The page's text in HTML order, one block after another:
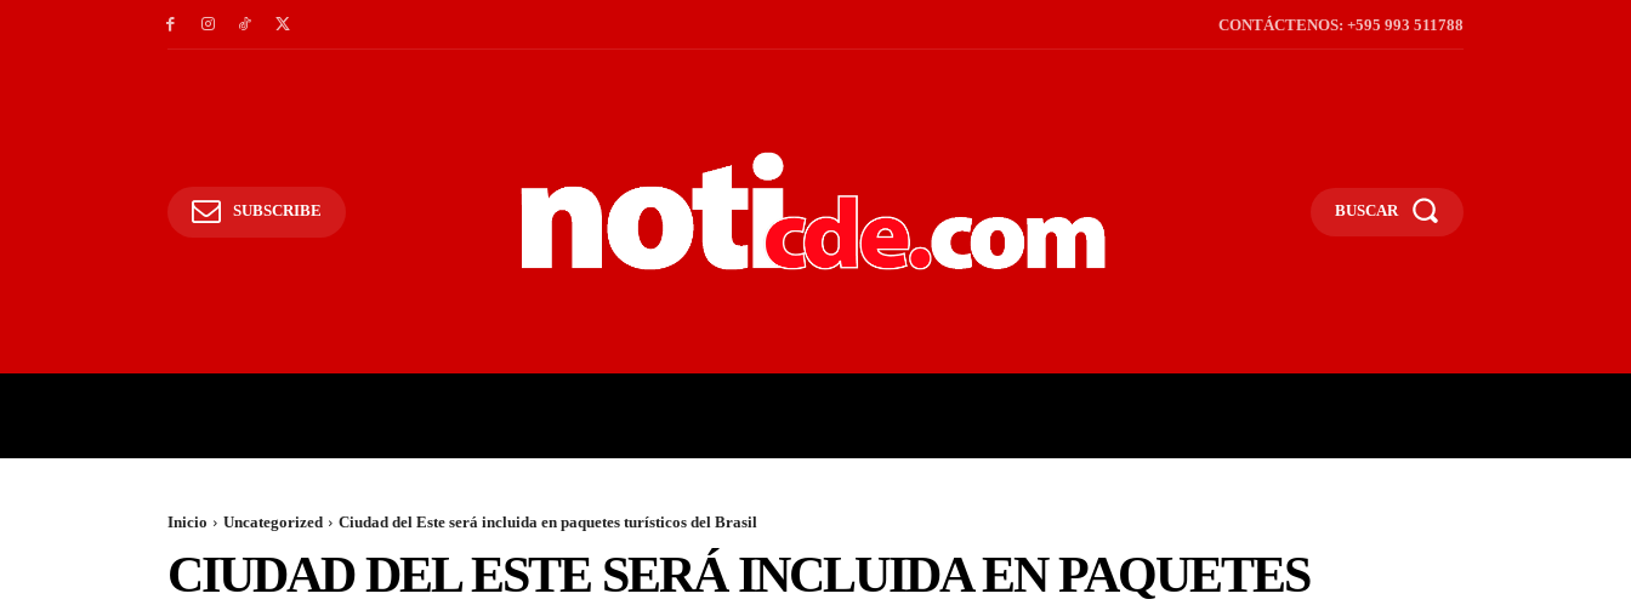
CONTÁCTENOS: +595 993 511788
SUBSCRIBE BUSCAR
Inicio Uncategorized Ciudad del Este será incluida en paquetes turísticos del Brasil
CIUDAD DEL ESTE SERÁ INCLUIDA EN PAQUETES